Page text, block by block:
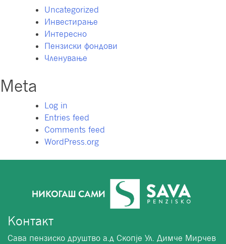
Uncategorized
Инвестирање
Интересно
Пензиски фондови
Членување
Meta
Log in
Entries feed
Comments feed
WordPress.org
Контакт
Сава пензиско друштво а.д Скопје Ул. Димче Мирчев